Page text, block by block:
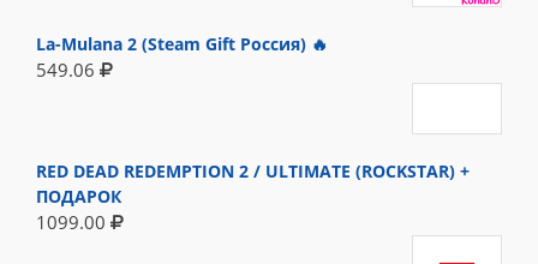
La-Mulana 2 (Steam Gift Россия) 🔥
549.06
RED DEAD REDEMPTION 2 / ULTIMATE (ROCKSTAR) +
ПОДАРОК
1099.00